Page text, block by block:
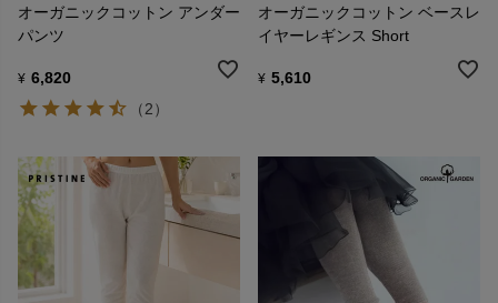
オーガニックコットン アンダー
パンツ
¥ 6,820
（2）
オーガニックコットン ベースレ
イヤーレギンス Short
¥ 5,610